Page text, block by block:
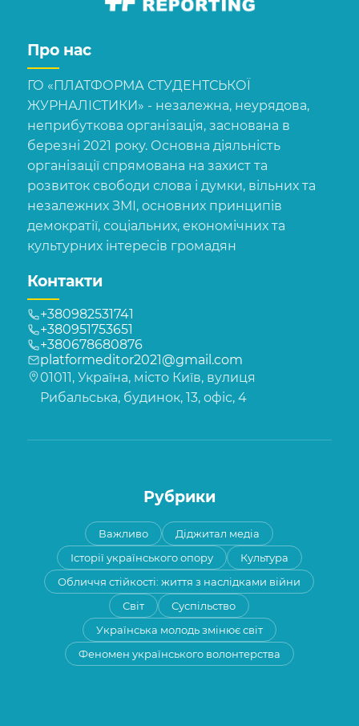
Про нас
ГО «ПЛАТФОРМА СТУДЕНТСЬКОЇ
ЖУРНАЛІСТИКИ» - незалежна, неурядова,
неприбуткова організація, заснована в
березні 2021 року. Основна діяльність
організації спрямована на захист та
розвиток свободи слова і думки, вільних та
незалежних ЗМІ, основних принципів
демократії, соціальних, економічних та
культурних інтересів громадян
Контакти
+380982531741
+380951753651
+380678680876
platformeditor2021@gmail.com
01011, Україна, місто Київ, вулиця
Рибальська, будинок, 13, офіс, 4
Рубрики
Важливо
Діджитал медіа
Історії українського опору
Культура
Обличчя стійкості: життя з наслідками війни
Світ
Суспільство
Українська молодь змінює світ
Феномен українського волонтерства